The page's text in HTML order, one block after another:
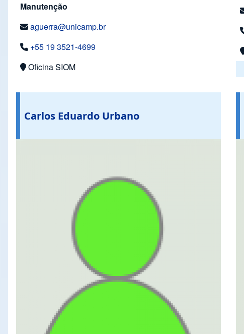
Manutenção
aguerra@unicamp.br
+55 19 3521-4699
Oficina SIOM
Carlos Eduardo Urbano